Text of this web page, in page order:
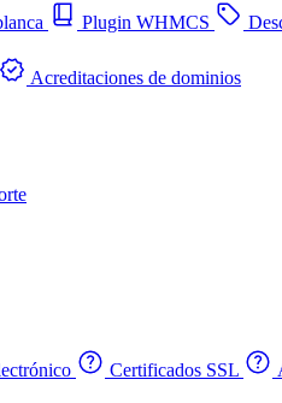
Plugin WHMCS
Acreditaciones de dominios
Certificados SSL